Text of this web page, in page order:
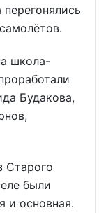
школа-
Будакова,
Старого
были
и основная.